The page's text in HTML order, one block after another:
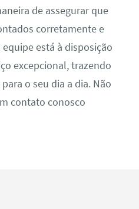
de assegurar que
corretamente e
está à disposição
excepcional, trazendo
o seu dia a dia. Não
contato conosco